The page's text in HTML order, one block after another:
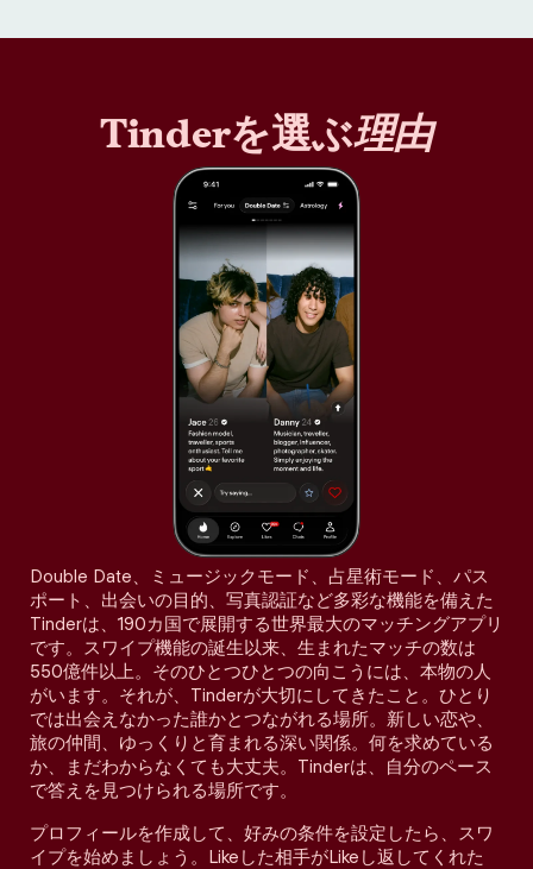
Tinderを選ぶ理由
Double Date、ミュージックモード、占星術モード、パス
ポート、出会いの目的、写真認証など多彩な機能を備えた
Tinderは、190カ国で展開する世界最大のマッチングアプリ
です。スワイプ機能の誕生以来、生まれたマッチの数は
550億件以上。そのひとつひとつの向こうには、本物の人
がいます。それが、Tinderが大切にしてきたこと。ひとり
では出会えなかった誰かとつながれる場所。新しい恋や、
旅の仲間、ゆっくりと育まれる深い関係。何を求めている
か、まだわからなくても大丈夫。Tinderは、自分のペース
で答えを見つけられる場所です。
プロフィールを作成して、好みの条件を設定したら、スワ
イプを始めましょう。Likeした相手がLikeし返してくれた